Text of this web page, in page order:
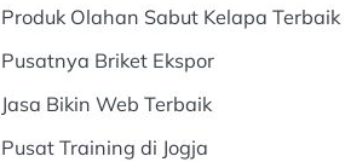
Produk Olahan Sabut Kelapa Terbaik
Pusatnya Briket Ekspor
Jasa Bikin Web Terbaik
Pusat Training di Jogja